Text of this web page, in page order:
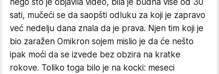
sati, mučeći se da saopšti odluku za koji je zapravo
već nedelju dana znala da je prava. Njen tim koji je
bio zaražen Omikron sojem mislio je da će nešto
ipak moći da se izvede bez obzira na kratke
rokove. Toliko toga bilo je na kocki: meseci